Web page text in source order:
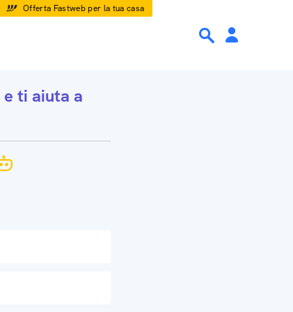
Offerta Fastweb per la tua casa
e ti aiuta a